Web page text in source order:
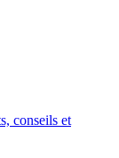
conseils et